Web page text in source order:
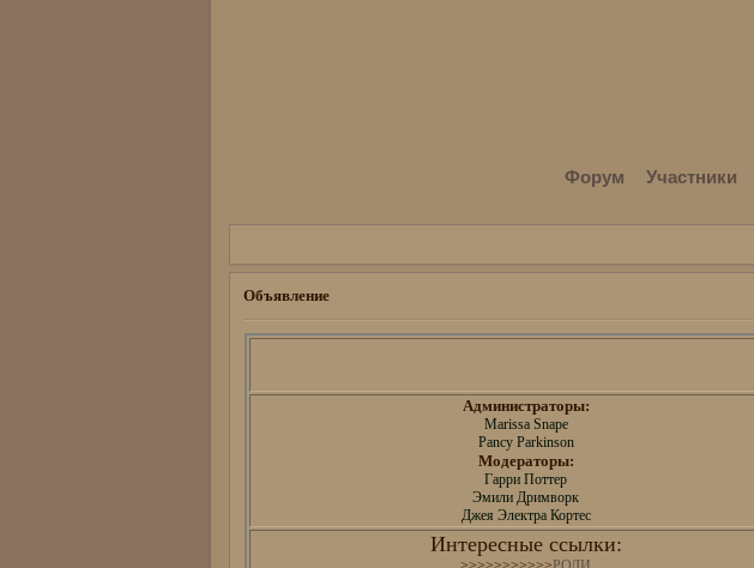
Форум Участники
Объявление
Администраторы:
Marissa Snape
Pancy Parkinson
Модераторы:
Гарри Поттер
Эмили Дримворк
Джея Электра Кортес
Интересные ссылки: